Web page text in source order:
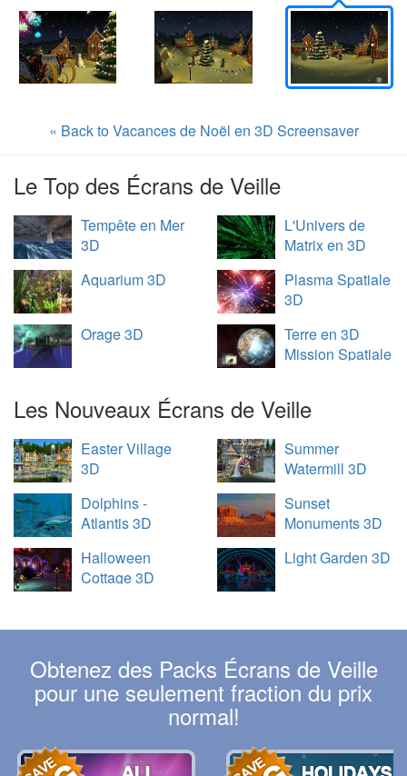
« Back to Vacances de Noël en 3D Screensaver
Le Top des Écrans de Veille
Tempête en Mer
3D
L'Univers de
Matrix en 3D
Aquarium 3D
Plasma Spatiale
3D
Orage 3D
Terre en 3D
Mission Spatiale
Les Nouveaux Écrans de Veille
Easter Village
3D
Summer
Watermill 3D
Dolphins -
Atlantis 3D
Sunset
Monuments 3D
Halloween
Cottage 3D
Light Garden 3D
Obtenez des Packs Écrans de Veille
pour une seulement fraction du prix
normal!